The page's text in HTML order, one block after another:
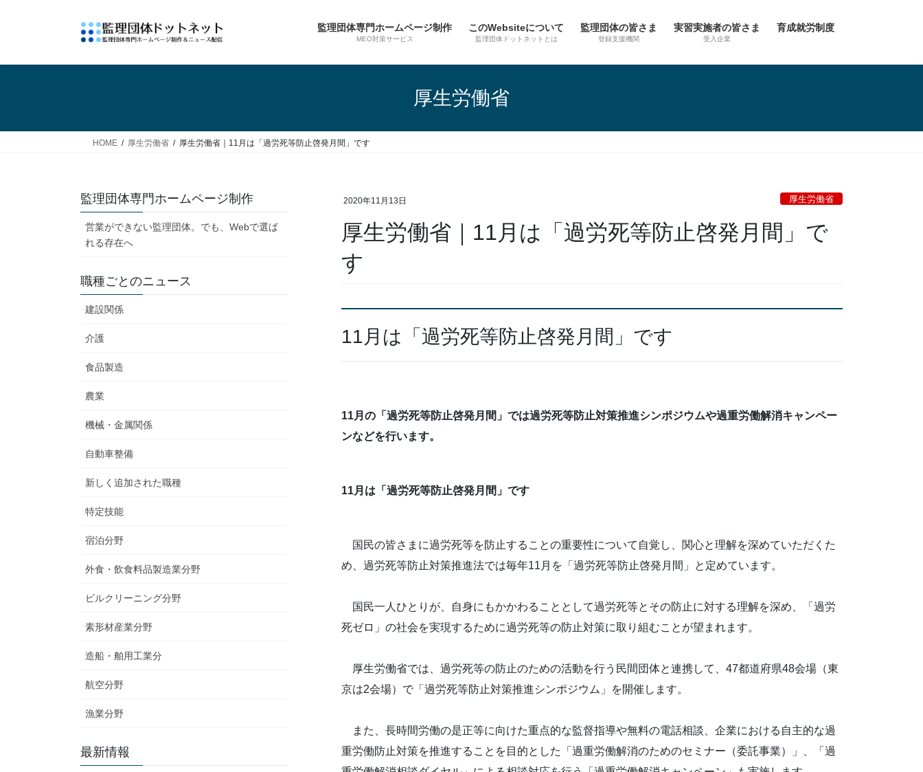
監理団体専門ホームページ制作
MEO対策サービス
このWebsiteについて
監理団体ドットネットとは
監理団体の皆さま
登録支援機関
実習実施者の皆さま
受入企業
育成就労制度
厚生労働省
HOME 厚生労働省 厚生労働省｜11月は「過労死等防止啓発月間」です
2020年11月13日 厚生労働省
厚生労働省｜11月は「過労死等防止啓発月間」で
す
11月は「過労死等防止啓発月間」です
11月の「過労死等防止啓発月間」では過労死等防止対策推進シンポジウムや過重労働解消キャンペー
ンなどを行います。
11月は「過労死等防止啓発月間」です
国民の皆さまに過労死等を防止することの重要性について自覚し、関心と理解を深めていただくた
め、過労死等防止対策推進法では毎年11月を「過労死等防止啓発月間」と定めています。
国民一人ひとりが、自身にもかかわることとして過労死等とその防止に対する理解を深め、「過労
死ゼロ」の社会を実現するために過労死等の防止対策に取り組むことが望まれます。
厚生労働省では、過労死等の防止のための活動を行う民間団体と連携して、47都道府県48会場（東
京は2会場）で「過労死等防止対策推進シンポジウム」を開催します。
また、長時間労働の是正等に向けた重点的な監督指導や無料の電話相談、企業における自主的な過
重労働防止対策を推進することを目的とした「過重労働解消のためのセミナー（委託事業）」、「過
監理団体専門ホームページ制作
営業ができない監理団体。でも、Webで選ば
れる存在へ
職種ごとのニュース
建設関係
介護
食品製造
農業
機械・金属関係
自動車整備
新しく追加された職種
特定技能
宿泊分野
外食・飲食料品製造業分野
ビルクリーニング分野
素形材産業分野
造船・舶用工業分
航空分野
漁業分野
最新情報